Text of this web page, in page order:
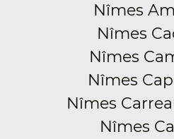
Nîmes
Nîmes
Nîmes
Nîmes
Nîmes
Nîmes